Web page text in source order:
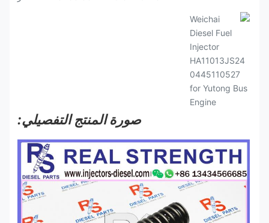
صورة المنتج التفصيلي: